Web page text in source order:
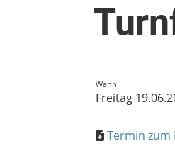
Wann
Freitag
Termin zum